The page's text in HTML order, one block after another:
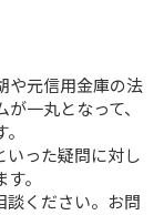
や元信用金庫の法
一丸となって、
いった疑問に対し
。
談ください。お問